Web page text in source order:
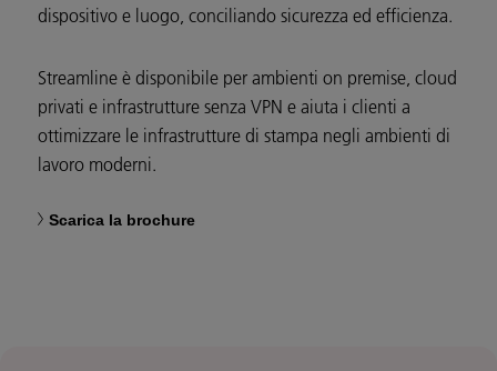
dispositivo e luogo, conciliando sicurezza ed efficienza.
Streamline è disponibile per ambienti on premise, cloud
privati e infrastrutture senza VPN e aiuta i clienti a
ottimizzare le infrastrutture di stampa negli ambienti di
lavoro moderni.
Scarica la brochure